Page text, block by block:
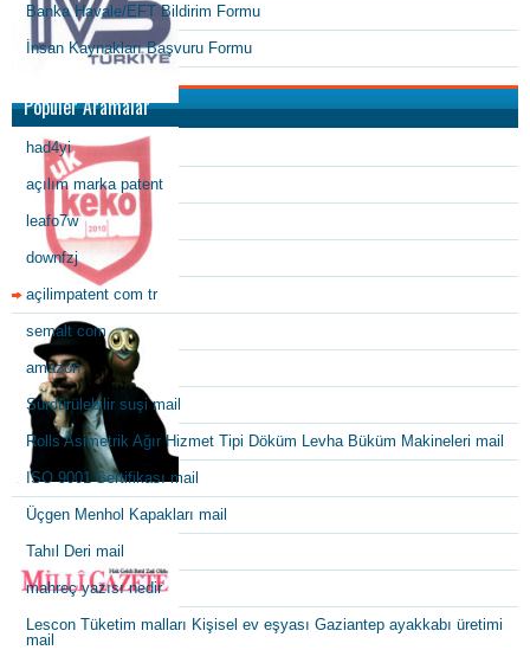
Banka Havale/EFT Bildirim Formu
İnsan Kaynakları Başvuru Formu
Popüler Aramalar
had4yi
açılım marka patent
leafo7w
downfzj
açilimpatent com tr
semalt com
amazon
Sürdürülebilir suşi mail
Rolls Asimetrik Ağır Hizmet Tipi Döküm Levha Büküm Makineleri mail
ISO 9001 Sertifikası mail
Üçgen Menhol Kapakları mail
Tahıl Deri mail
mahreç yazısı nedir
Lescon Tüketim malları Kişisel ev eşyası Gaziantep ayakkabı üretimi
mail